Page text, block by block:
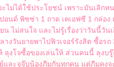
ไม่ได้ใช้ประโยชน์ เพราะมันเลิกห
อนด์ พิซซ่า 1 ถาด เคเอฟซี 1 กล่อ
ไม่สนใจ และไม่รู้เรื่องว่าวันนี้วัน
งวันยายพาไปฟิวเจอร์รังสิต ซื้อรถ
งโจซื้อของเล่นให้ ส่วนคนนี้ ลุงบ
และจูจุ๊บน้องภีมกันทุกคน แต่ภีมคง